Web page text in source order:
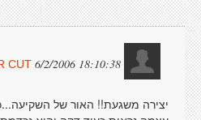
CUT 6/2/2006 18:10:38
יצירה משגעת!! האור של